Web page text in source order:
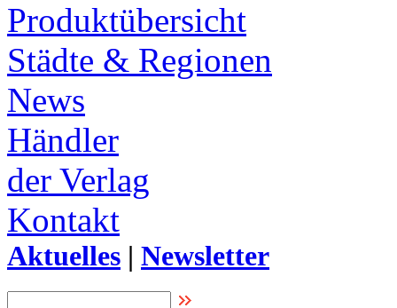
Produktübersicht
Städte & Regionen
News
Händler
der Verlag
Kontakt
Aktuelles | Newsletter